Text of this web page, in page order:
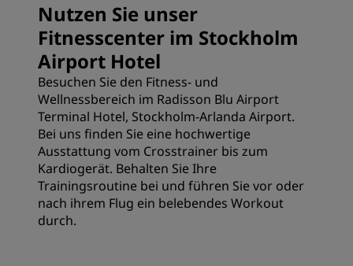
Nutzen Sie unser
Fitnesscenter im Stockholm
Airport Hotel
Besuchen Sie den Fitness- und
Wellnessbereich im Radisson Blu Airport
Terminal Hotel, Stockholm-Arlanda Airport.
Bei uns finden Sie eine hochwertige
Ausstattung vom Crosstrainer bis zum
Kardiogerät. Behalten Sie Ihre
Trainingsroutine bei und führen Sie vor oder
nach ihrem Flug ein belebendes Workout
durch.